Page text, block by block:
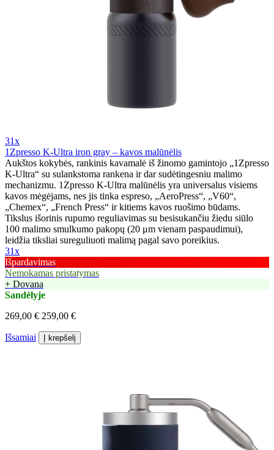
31x
1Zpresso K-Ultra iron gray – kavos malūnėlis
Aukštos kokybės, rankinis kavamalė iš žinomo gamintojo „1Zpresso
K-Ultra“ su sulankstoma rankena ir dar sudėtingesniu malimo
mechanizmu. 1Zpresso K-Ultra malūnėlis yra universalus visiems
kavos mėgėjams, nes jis tinka espreso, „AeroPress“, „V60“,
„Chemex“, „French Press“ ir kitiems kavos ruošimo būdams.
Tikslus išorinis rupumo reguliavimas su besisukančiu žiedu siūlo
100 malimo smulkumo pakopų (20 μm vienam paspaudimui),
leidžia tiksliai sureguliuoti malimą pagal savo poreikius.
31x
Išpardavimas
Nemokamas pristatymas
+ Dovana
Sandėlyje
269,00 € 259,00 €
Išsamiai Į krepšelį